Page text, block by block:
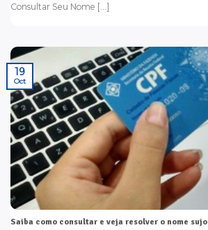
Consultar Seu Nome [...]
Saiba como consultar e veja resolver o nome sujo
19
Oct